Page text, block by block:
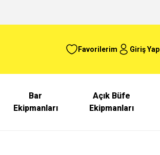
Favorilerim Giriş Yap
Bar
Ekipmanları
Açık Büfe
Ekipmanları